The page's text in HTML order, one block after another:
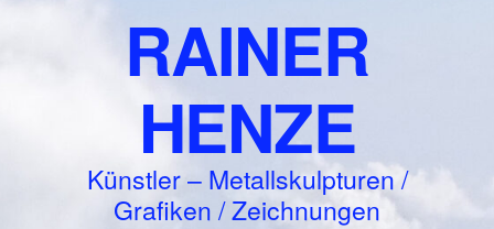
RAINER
HENZE
Künstler – Metallskulpturen /
Grafiken / Zeichnungen